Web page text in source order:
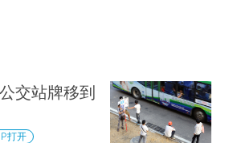
交站牌移到
打开